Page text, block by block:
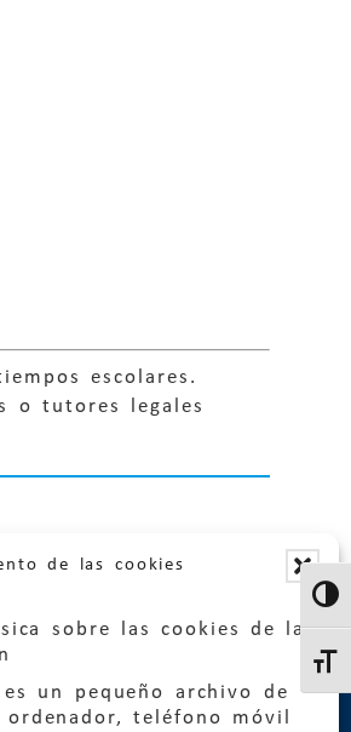
de las cookies
sobre las cookies de la
un pequeño archivo de
teléfono móvil
escolares.
o tutores legales